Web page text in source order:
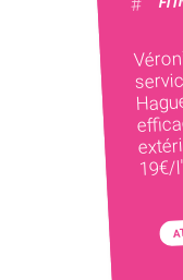
19€/